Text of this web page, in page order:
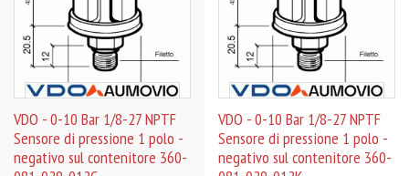
VDO - 0-10 Bar 1/8-27 NPTF
Sensore di pressione 1 polo -
negativo sul contenitore 360-
VDO - 0-10 Bar 1/8-27 NPTF
Sensore di pressione 1 polo -
negativo sul contenitore 360-